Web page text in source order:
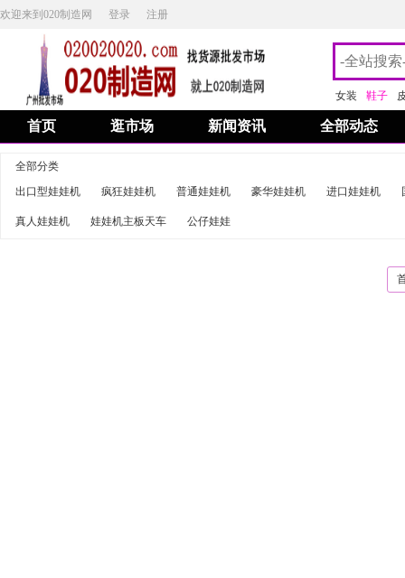
欢迎来到020制造网 登录 注册
女装 鞋子
首页 逛市场 新闻资讯 全部动态
全部分类
出口型娃娃机
疯狂娃娃机 普通娃娃机 豪华娃娃机 进口娃娃机
真人娃娃机 娃娃机主板天车 公仔娃娃